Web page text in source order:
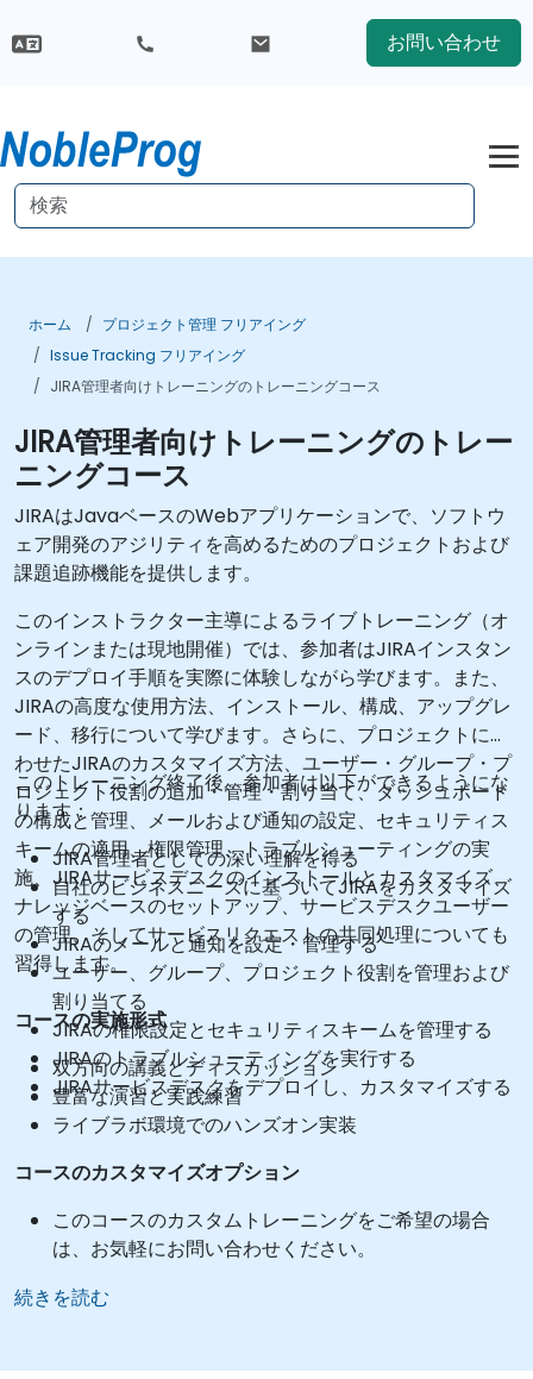
お問い合わせ
ホーム
プロジェクト管理 フリアイング
Issue Tracking フリアイング
JIRA管理者向けトレーニングのトレーニングコース
JIRA管理者向けトレーニングのトレー
ニングコース
JIRAはJavaベースのWebアプリケーションで、ソフトウ
ェア開発のアジリティを高めるためのプロジェクトおよび
課題追跡機能を提供します。
このインストラクター主導によるライブトレーニング（オ
ンラインまたは現地開催）では、参加者はJIRAインスタン
スのデプロイ手順を実際に体験しながら学びます。また、
JIRAの高度な使用方法、インストール、構成、アップグレ
ード、移行について学びます。さらに、プロジェクトに合
わせたJIRAのカスタマイズ方法、ユーザー・グループ・プ
ロジェクト役割の追加・管理・割り当て、ダッシュボード
の構成と管理、メールおよび通知の設定、セキュリティス
キームの適用、権限管理、トラブルシューティングの実
施、JIRAサービスデスクのインストールとカスタマイズ、
ナレッジベースのセットアップ、サービスデスクユーザー
の管理、そしてサービスリクエストの共同処理についても
習得します。
このトレーニング終了後、参加者は以下ができるようにな
ります：
JIRA管理者としての深い理解を得る
自社のビジネスニーズに基づいてJIRAをカスタマイズ
する
JIRAのメールと通知を設定・管理する
ユーザー、グループ、プロジェクト役割を管理および
割り当てる
JIRAの権限設定とセキュリティスキームを管理する
JIRAのトラブルシューティングを実行する
JIRAサービスデスクをデプロイし、カスタマイズする
コースの実施形式
双方向の講義とディスカッション
豊富な演習と実践練習
ライブラボ環境でのハンズオン実装
コースのカスタマイズオプション
このコースのカスタムトレーニングをご希望の場合
は、お気軽にお問い合わせください。
続きを読む